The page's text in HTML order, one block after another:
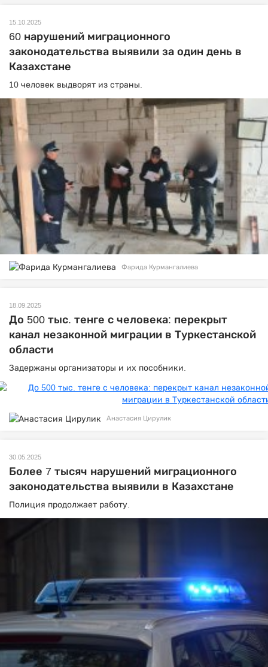
15.10.2025
60 нарушений миграционного
законодательства выявили за один день в
Казахстане
10 человек выдворят из страны.
Фарида Курмангалиева
18.09.2025
До 500 тыс. тенге с человека: перекрыт
канал незаконной миграции в Туркестанской
области
Задержаны организаторы и их пособники.
Анастасия Цирулик
30.05.2025
Более 7 тысяч нарушений миграционного
законодательства выявили в Казахстане
Полиция продолжает работу.